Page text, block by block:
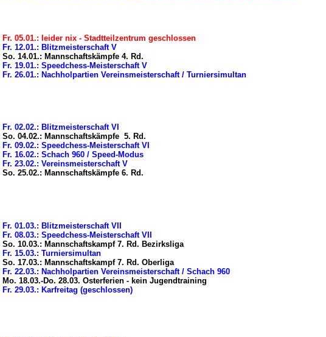
Fr. 05.01.: leider nix - Stadtteilzentrum geschlossen
Fr. 12.01.: Blitzmeisterschaft V
So. 14.01.: Mannschaftskämpfe 4. Rd.
Fr. 19.01.: Speedchess-Meisterschaft V
Fr. 26.01.: Nachholpartien Vereinsmeisterschaft / Turniersimultan
Fr. 02.02.: Blitzmeisterschaft VI
So. 04.02.: Mannschaftskämpfe 5. Rd.
Fr. 09.02.: Speedchess-Meisterschaft VI
Fr. 16.02.: Schach 960 / Speed-Modus
Fr. 23.02.: Vereinsmeisterschaft V
So. 25.02.: Mannschaftskämpfe 6. Rd.
Fr. 01.03.: Blitzmeisterschaft VII
Fr. 08.03.: Speedchess-Meisterschaft VII
So. 10.03.: Mannschaftskampf 7. Rd. Bezirksliga
Fr. 15.03.: Turniersimultan
So. 17.03.: Mannschaftskampf 7. Rd. Oberliga
Fr. 22.03.: Nachholpartien Vereinsmeisterschaft / Schach 960
Mo. 18.03.-Do. 28.03. Osterferien - kein Jugendtraining
Fr. 29.03.: Karfreitag (geschlossen)